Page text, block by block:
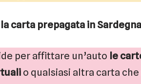
carta prepagata in
per affittare un’auto le
o qualsiasi altra carta che